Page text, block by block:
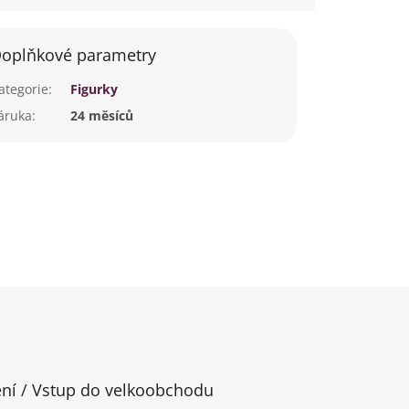
parametry
:
Figurky
: 24 měsíců
/ Vstup do velkoobchodu